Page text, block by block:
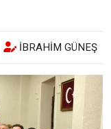
İBRAHIM GÜNEŞ